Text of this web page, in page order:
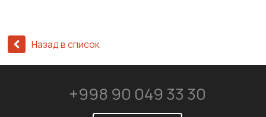
Назад в список
+998 90 049 33 30